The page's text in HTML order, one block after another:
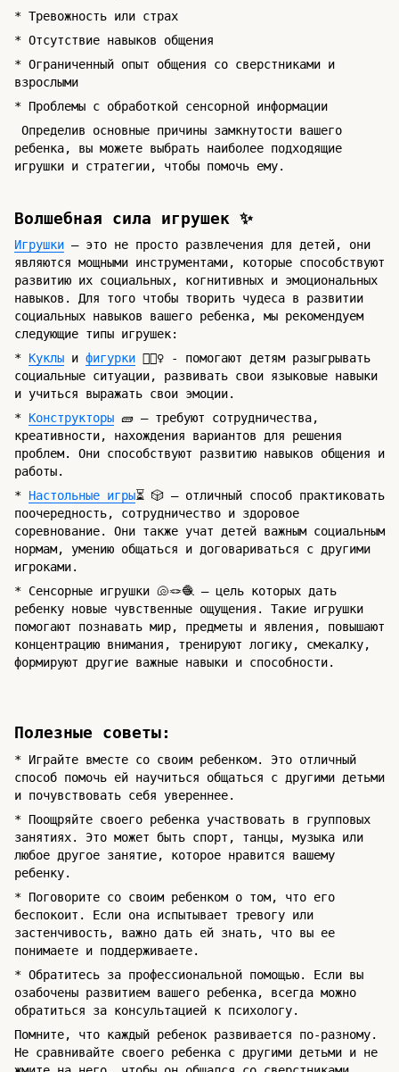
* Тревожность или страх
* Отсутствие навыков общения
* Ограниченный опыт общения со сверстниками и
взрослыми
* Проблемы с обработкой сенсорной информации
Определив основные причины замкнутости вашего
ребенка, вы можете выбрать наиболее подходящие
игрушки и стратегии, чтобы помочь ему.
Волшебная сила игрушек ✨
Игрушки – это не просто развлечения для детей, они
являются мощными инструментами, которые способствуют
развитию их социальных, когнитивных и эмоциональных
навыков. Для того чтобы творить чудеса в развитии
социальных навыков вашего ребенка, мы рекомендуем
следующие типы игрушек:
* Куклы и фигурки 🧚🏻‍♀️ - помогают детям разыгрывать
социальные ситуации, развивать свои языковые навыки
и учиться выражать свои эмоции.
* Конструкторы 🧱 – требуют сотрудничества,
креативности, нахождения вариантов для решения
проблем. Они способствуют развитию навыков общения и
работы.
* Настольные игры⏳ 🎲 – отличный способ практиковать
поочередность, сотрудничество и здоровое
соревнование. Они также учат детей важным социальным
нормам, умению общаться и договариваться с другими
игроками.
* Сенсорные игрушки 🐚🪢🧶 – цель которых дать
ребенку новые чувственные ощущения. Такие игрушки
помогают познавать мир, предметы и явления, повышают
концентрацию внимания, тренируют логику, смекалку,
формируют другие важные навыки и способности.
Полезные советы:
* Играйте вместе со своим ребенком. Это отличный
способ помочь ей научиться общаться с другими детьми
и почувствовать себя увереннее.
* Поощряйте своего ребенка участвовать в групповых
занятиях. Это может быть спорт, танцы, музыка или
любое другое занятие, которое нравится вашему
ребенку.
* Поговорите со своим ребенком о том, что его
беспокоит. Если она испытывает тревогу или
застенчивость, важно дать ей знать, что вы ее
понимаете и поддерживаете.
* Обратитесь за профессиональной помощью. Если вы
озабочены развитием вашего ребенка, всегда можно
обратиться за консультацией к психологу.
Помните, что каждый ребенок развивается по-разному.
Не сравнивайте своего ребенка с другими детьми и не